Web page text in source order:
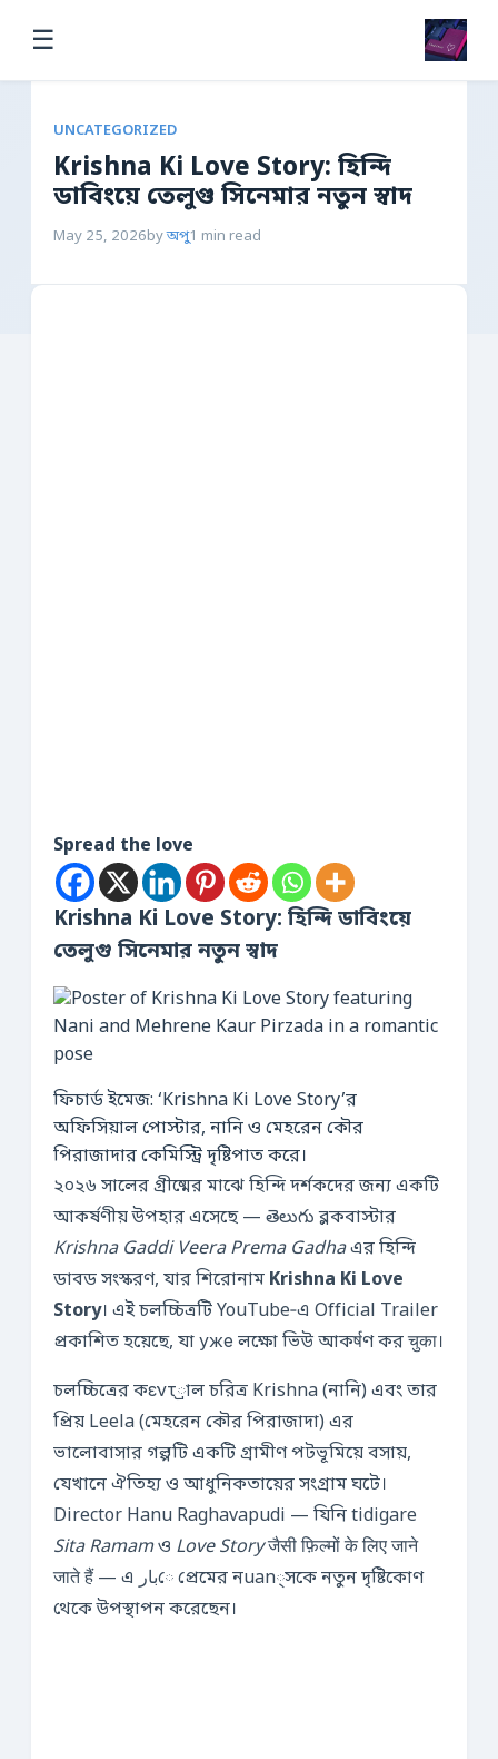
☰
UNCATEGORIZED
Krishna Ki Love Story: হিন্দি
ডাবিংয়ে তেলুগু সিনেমার নতুন স্বাদ
May 25, 2026byঅপু1 min read
Spread the love
Krishna Ki Love Story: হিন্দি ডাবিংয়ে
তেলুগু সিনেমার নতুন স্বাদ
ফিচার্ড ইমেজ: ‘Krishna Ki Love Story’র
অফিসিয়াল পোস্টার, নানি ও মেহরেন কৌর
পিরাজাদার কেমিস্ট্রি দৃষ্টিপাত করে।
২০২৬ সালের গ্রীষ্মের মাঝে হিন্দি দর্শকদের জন্য একটি
আকর্ষণীয় উপহার এসেছে — తెలుగు ব্লকবাস্টার
Krishna Gaddi Veera Prema Gadhaএর হিন্দি
ডাবড সংস্করণ, যার শিরোনাম Krishna Ki Love
Story। এই চলচ্চিত্রটি YouTube‑এ Official Trailer
প্রকাশিত হয়েছে, যা уже লক্ষো ভিউ আকर्षণ কর चुका।
চলচ্চিত্রের কεντ্রাল চরিত্র Krishna (নানি) এবং তার
প্রিয় Leela (মেহরেন কৌর পিরাজাদা) এর
ভালোবাসার গল্পটি একটি গ্রামীণ পটভূমিয়ে বসায়,
যেখানে ঐতিহ্য ও আধুনিকতায়ের সংগ্রাম ঘটে।
Director Hanu Raghavapudi — যিনি tidigare
Sita Ramamও Love Storyजैसी फ़िल्मों के लिए जाने
जाते हैं — এ بارে প্রেমের নuan্সকে নতুন দৃষ্টিকোণ
থেকে উপস্থাপন করেছেন।